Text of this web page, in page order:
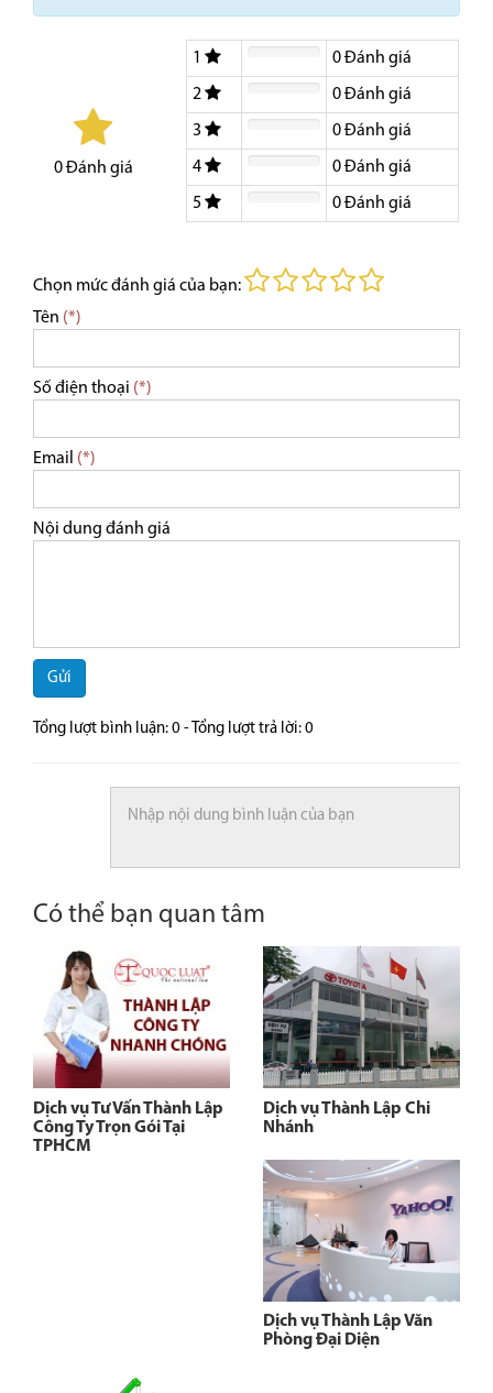
0Đánh giá
1 0Đánh giá
2 0Đánh giá
3 0Đánh giá
4 0Đánh giá
5 0Đánh giá
Chọn mức đánh giá của bạn:
Tên (*)
Số điện thoại (*)
Email (*)
Nội dung đánh giá
Gửi
Tổng lượt bình luận: 0 - Tổng lượt trả lời: 0
Có thể bạn quan tâm
Dịch vụ Tư Vấn Thành Lập
Công Ty Trọn Gói Tại
TPHCM
Dịch vụ Thành Lập Chi
Nhánh
Dịch vụ Thành Lập Văn
Phòng Đại Diện